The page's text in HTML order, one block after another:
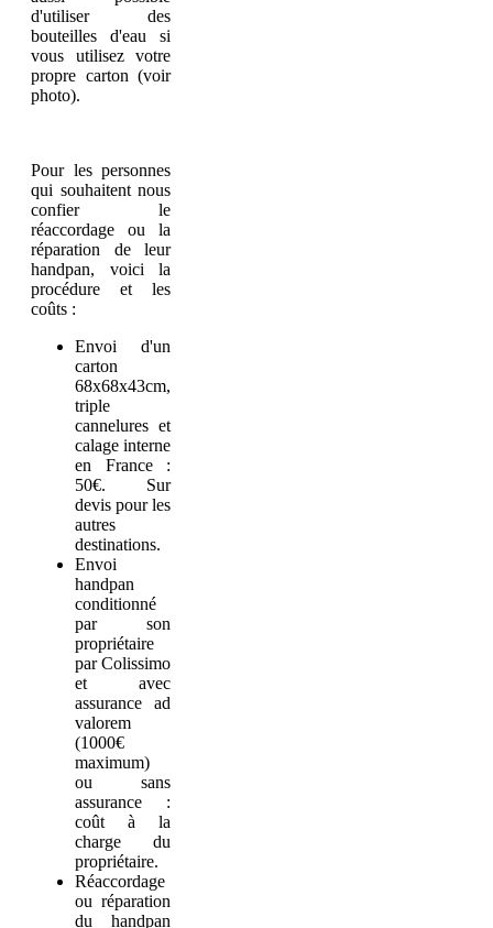
d'utiliser des
bouteilles d'eau si
vous utilisez votre
propre carton (voir
photo).
Pour les personnes
qui souhaitent nous
confier le
réaccordage ou la
réparation de leur
handpan, voici la
procédure et les
coûts :
Envoi d'un
carton
68x68x43cm,
triple
cannelures et
calage interne
en France :
50€. Sur
devis pour les
autres
destinations.
Envoi
handpan
conditionné
par son
propriétaire
par Colissimo
et avec
assurance ad
valorem
(1000€
maximum)
ou sans
assurance :
coût à la
charge du
propriétaire.
Réaccordage
ou réparation
du handpan